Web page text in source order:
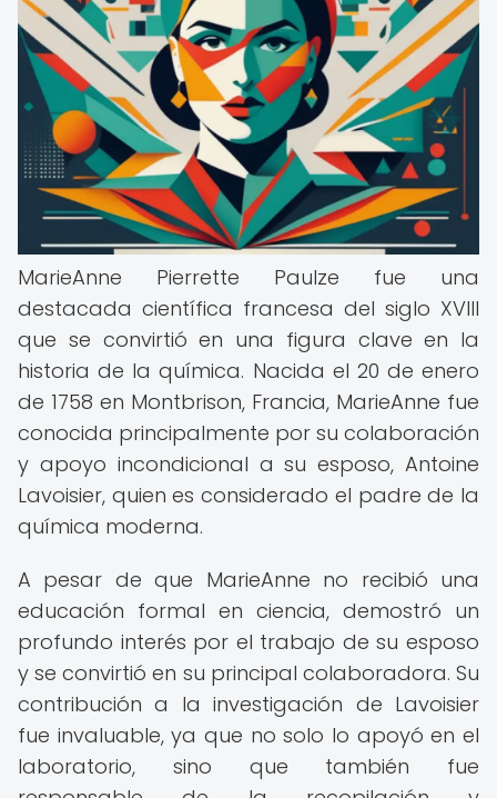
MarieAnne Pierrette Paulze fue una
destacada científica francesa del siglo XVIII
que se convirtió en una figura clave en la
historia de la química. Nacida el 20 de enero
de 1758 en Montbrison, Francia, MarieAnne fue
conocida principalmente por su colaboración
y apoyo incondicional a su esposo, Antoine
Lavoisier, quien es considerado el padre de la
química moderna.
A pesar de que MarieAnne no recibió una
educación formal en ciencia, demostró un
profundo interés por el trabajo de su esposo
y se convirtió en su principal colaboradora. Su
contribución a la investigación de Lavoisier
fue invaluable, ya que no solo lo apoyó en el
laboratorio, sino que también fue